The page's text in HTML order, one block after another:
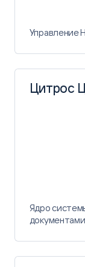
Управление
Цитрос
Ядро
документами